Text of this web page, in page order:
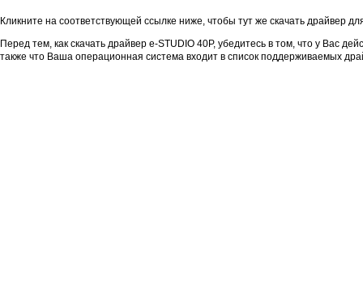
Кликните на соответствующей ссылке ниже, чтобы тут же скачать драйвер
Перед тем, как скачать драйвер e-STUDIO 40P, убедитесь в том, что у Вас
также что Ваша операционная система входит в список поддерживаемых